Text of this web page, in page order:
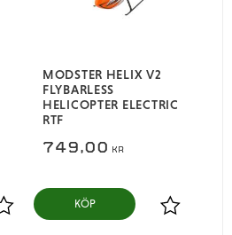
Lägg till i favoriter
MODSTER HELIX V2
FLYBARLESS
HELICOPTER ELECTRIC
RTF
749,00 KR
Lägg till i
KÖP